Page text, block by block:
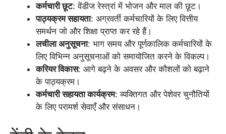
कर्मचारी छूट: वेंडीज रेस्त्रां में भोजन और माल की छूट।
पाठ्यक्रम सहायता: अग्रवर्ती कर्मचारियों के लिए वित्तीय
समर्थन जो और शिक्षा प्राप्त कर रहे हैं।
लचीला अनुसूचना: भाग समय और पूर्णकालिक कर्मचारियों के
लिए विभिन्न अनुसूचनाओं को समायोजित करने के विकल्प।
करियर विकास: आगे बढ़ने के अवसर और कौशलों को बढ़ाने
के पाठ्यक्रम।
कर्मचारी सहायता कार्यक्रम: व्यक्तिगत और पेशेवर चुनौतियों
के लिए परामर्श सेवाएँ और संसाधन।